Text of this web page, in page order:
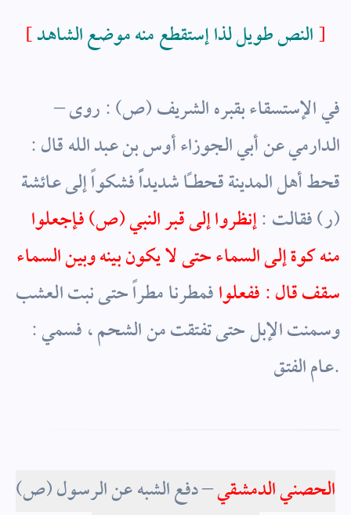
[
]
– في الإستسقاء بقبره الشريف (ص) : روى
الدارمي عن أبي الجوزاء أوس بن عبد الله قال :
قحط أهل المدينة قحطاً شديداًً فشكواً إلى عائشة
(ر) فقالت :إنظروا إلى قبر النبي(ص)فإجعلوا
منه كوة إلى السماء حتى لا يكون بينه وبين السماء
سقف قال : ففعلوافمطرنا مطراً حتى نبت العشب
وسمنت الإبل حتى تفتقت من الشحم ، فسمي :
عام الفتق.
الحصني الدمشقي– دفع الشبه عن الرسول (ص)